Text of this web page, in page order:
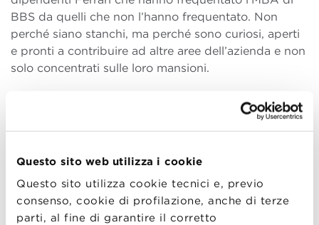
Questo sito web utilizza i cookie
Questo sito utilizza cookie tecnici e, previo
consenso, cookie di profilazione, anche di terze
parti, al fine di garantire il corretto
BBS da quelli che non l’hanno frequentato. Non
perché siano stanchi, ma perché sono curiosi, aperti
e pronti a contribuire ad altre aree dell’azienda e non
solo concentrati sulle loro mansioni.
dell’innovazione dirompente, nominata come una
per fare un’ovvia considerazione sul vostro futuro
ruolo dopo l’MBA. Ha detto: “Molti studenti credono
che una carriera nel mondo degli affari significhi
comprare, vendere, investire in aziende. Questo è un